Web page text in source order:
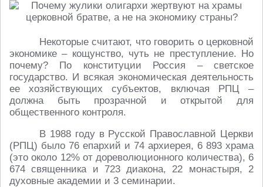
Некоторые считают, что говорить о церковной
экономике – кощунство, чуть не преступление. Но
почему? По конституции Россия – светское
государство. И всякая экономическая деятельность
ее хозяйствующих субъектов, включая РПЦ –
должна быть прозрачной и открытой для
общественного контроля.
В 1988 году в Русской Православной Церкви
(РПЦ) было 76 епархий и 74 архиерея, 6 893 храма
(это около 12% от дореволюционного количества), 6
674 священника и 723 диакона, 22 монастыря, 2
духовные академии и 3 семинарии.